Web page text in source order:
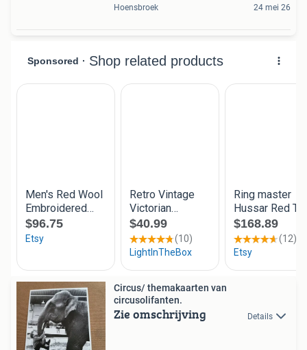
Hoensbroek 24 mei 26
Circus/ themakaarten van
circusolifanten.
Zie omschrijving Details